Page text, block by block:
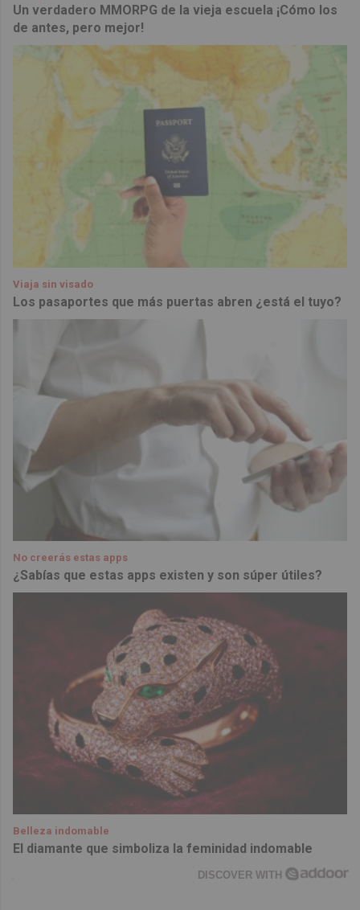
Un verdadero MMORPG de la vieja escuela ¡Cómo los
de antes, pero mejor!
Viaja sin visado
Los pasaportes que más puertas abren ¿está el tuyo?
No creerás estas apps
¿Sabías que estas apps existen y son súper útiles?
Belleza indomable
El diamante que simboliza la feminidad indomable
DISCOVER WITH